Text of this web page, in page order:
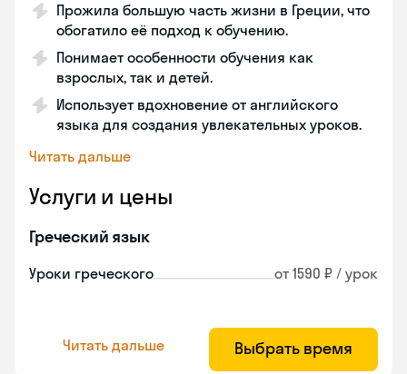
Прожила большую часть жизни в Греции, что
обогатило её подход к обучению.
Понимает особенности обучения как
взрослых, так и детей.
Использует вдохновение от английского
языка для создания увлекательных уроков.
Читать дальше
Услуги и цены
Греческий язык
Уроки греческого от 1590 ₽ / урок
Читать дальше Выбрать время